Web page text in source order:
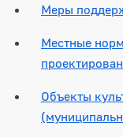
Меры
Местные
Объекты